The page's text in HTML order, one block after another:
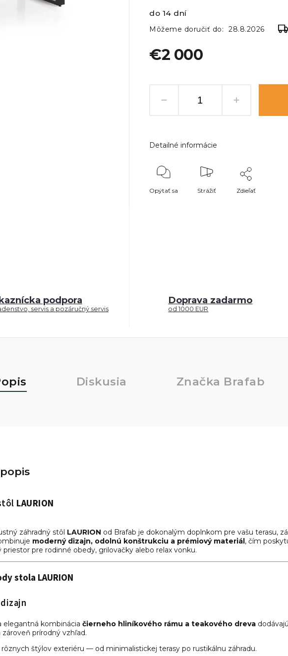
€2 000
do 14 dní
Môžeme doručiť do: 28.8.2026
Detailné informácie
Opýtať sa Strážiť Zdieľať
podpora
servis a pozáručný servis
Doprava zadarmo
od 1000 EUR
Diskusia Značka Brafab
LAURION
záhradný stôl LAURION od Brafab je dokonalým doplnkom pre vašu terasu,
moderný dizajn, odolnú konštrukciu a prémiový materiál, čím
priestor pre rodinné obedy, grilovačky alebo relax vonku.
stola LAURION
elegantná kombinácia čierneho hliníkového rámu a teakového dreva
prírodný vzhľad.
rôznych štýlov exteriéru — od minimalistickej terasy po rustikálnu záhradu.